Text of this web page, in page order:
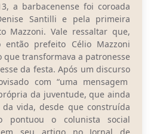
a barbacenense foi coroada
Santilli e pela primeira
Mazzoni. Vale ressaltar que,
prefeito Célio Mazzoni
que transformava a patronesse
da festa. Após um discurso
com “uma mensagem
da juventude, que ainda
vida, desde que construída
pontuou o colunista social